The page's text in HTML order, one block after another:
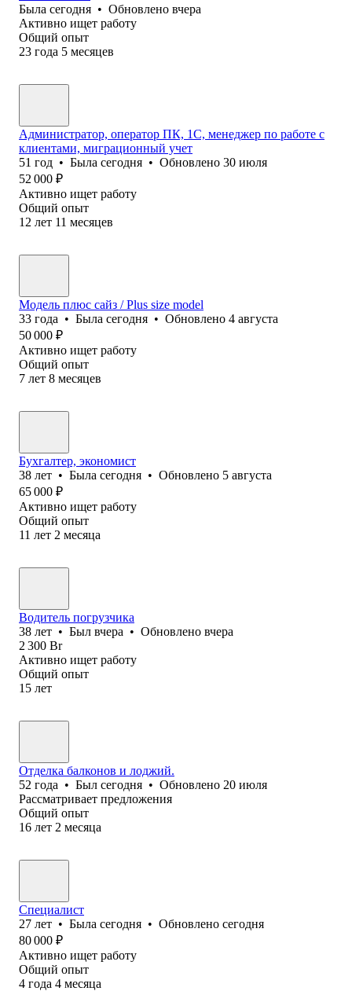
Была сегодня • Обновлено вчера
Активно ищет работу
Общий опыт
23 года 5 месяцев
Администратор, оператор ПК, 1С, менеджер по работе с
клиентами, миграционный учет
51 год • Была сегодня • Обновлено 30 июля
52 000 ₽
Активно ищет работу
Общий опыт
12 лет 11 месяцев
Модель плюс сайз / Plus size model
33 года • Была сегодня • Обновлено 4 августа
50 000 ₽
Активно ищет работу
Общий опыт
7 лет 8 месяцев
Бухгалтер, экономист
38 лет • Была сегодня • Обновлено 5 августа
65 000 ₽
Активно ищет работу
Общий опыт
11 лет 2 месяца
Водитель погрузчика
38 лет • Был вчера • Обновлено вчера
2 300 Br
Активно ищет работу
Общий опыт
15 лет
Отделка балконов и лоджий.
52 года • Был сегодня • Обновлено 20 июля
Рассматривает предложения
Общий опыт
16 лет 2 месяца
Специалист
27 лет • Была сегодня • Обновлено сегодня
80 000 ₽
Активно ищет работу
Общий опыт
4 года 4 месяца